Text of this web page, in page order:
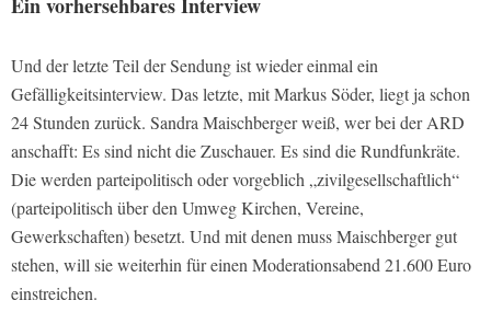
Ein vorhersehbares Interview
Und der letzte Teil der Sendung ist wieder einmal ein
Gefälligkeitsinterview. Das letzte, mit Markus Söder, liegt ja schon
24 Stunden zurück. Sandra Maischberger weiß, wer bei der ARD
anschafft: Es sind nicht die Zuschauer. Es sind die Rundfunkräte.
Die werden parteipolitisch oder vorgeblich „zivilgesellschaftlich“
(parteipolitisch über den Umweg Kirchen, Vereine,
Gewerkschaften) besetzt. Und mit denen muss Maischberger gut
stehen, will sie weiterhin für einen Moderationsabend 21.600 Euro
einstreichen.